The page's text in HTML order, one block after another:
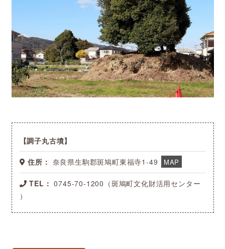
調子丸古墳
住所： 奈良県生駒郡斑鳩町東福寺1-49 MAP
TEL： 0745-70-1200（斑鳩町文化財活用センター
）